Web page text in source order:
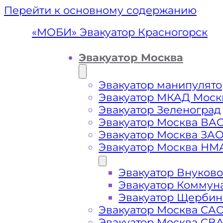
Перейти к основному содержанию
«МОБИ» Эвакуатор Красногорск
Эвакуатор Москва
Эвакуатор
Эвакуатор МКАД
Эвакуатор Зеленоград
Эвакуатор Москва
Эвакуатор Москва
Эвакуатор Москва
Эвакуатор Внуково
Эвакуатор
Эвакуатор
Эвакуатор Москва